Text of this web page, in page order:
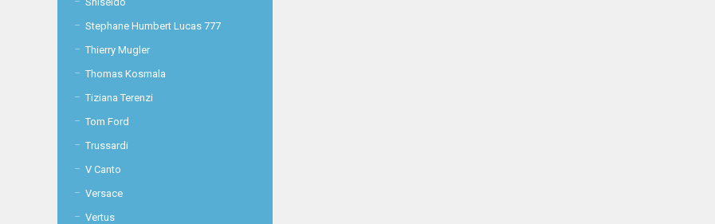
Stephane Humbert Lucas 777
Thierry Mugler
Thomas Kosmala
Tiziana Terenzi
Tom Ford
Trussardi
V Canto
Versace
Vertus